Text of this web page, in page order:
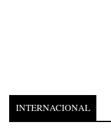
INTERNACIONAL